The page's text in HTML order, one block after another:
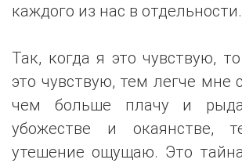
каждого из нас в отдельности.
Так, когда я это чувствую,
это чувствую, тем легче мне
чем больше плачу и
убожестве и окаянстве,
утешение ощущаю. Это